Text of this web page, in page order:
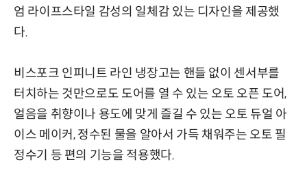
엄 라이프스타일 감성의 일체감 있는 디자인을 제공했
다.
비스포크 인피니트 라인 냉장고는 핸들 없이 센서부를
터치하는 것만으로도 도어를 열 수 있는 오토 오픈 도어,
얼음을 취향이나 용도에 맞게 즐길 수 있는 오토 듀얼 아
이스 메이커, 정수된 물을 알아서 가득 채워주는 오토 필
정수기 등 편의 기능을 적용했다.